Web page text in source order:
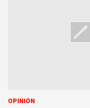
OPINIÓN